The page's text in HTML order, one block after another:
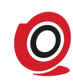
content